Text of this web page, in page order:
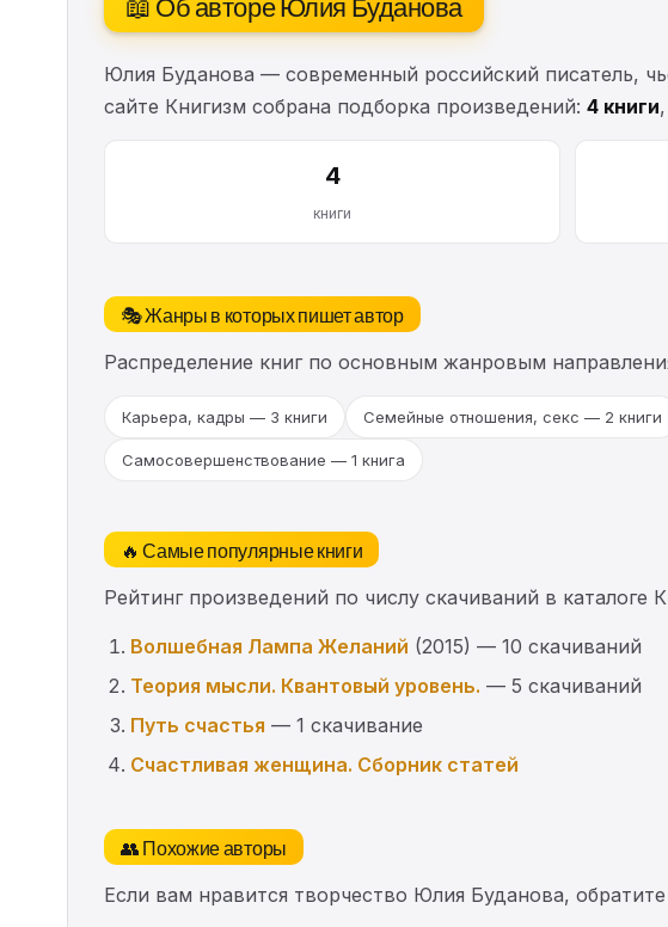
Юлия Буданова — современный российский писатель,
сайте Книгизм собрана подборка произведений: 4 книги
4
книги
🎭 Жанры в которых пишет автор
Распределение книг по основным жанровым
Карьера, кадры — 3 книги Семейные отношения, секс — 2 книги
Самосовершенствование — 1 книга
🔥 Самые популярные книги
Рейтинг произведений по числу скачиваний в каталоге
Волшебная Лампа Желаний (2015) — 10 скачиваний
Теория мысли. Квантовый уровень. — 5 скачиваний
Путь счастья — 1 скачивание
Счастливая женщина. Сборник статей
👥 Похожие авторы
Если вам нравится творчество Юлия Буданова,